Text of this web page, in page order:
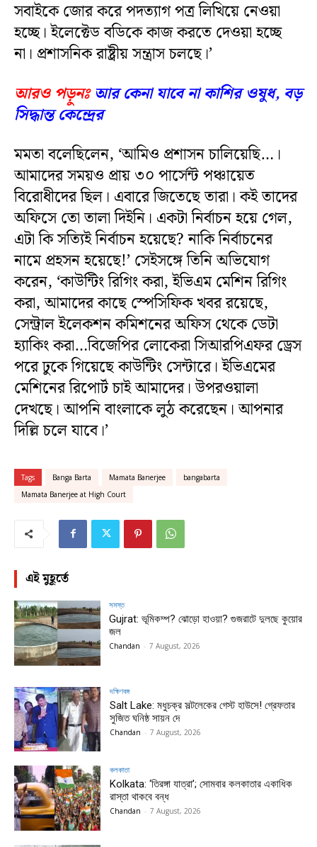
সবাইকে জোর করে পদত্যাগ পত্র লিখিয়ে নেওয়া
হচ্ছে। ইলেক্টেড বডিকে কাজ করতে দেওয়া হচ্ছে
না। প্রশাসনিক রাষ্ট্রীয় সন্ত্রাস চলছে।’
আরও পড়ুনঃআর কেনা যাবে না কাশির ওষুধ, বড়
সিদ্ধান্ত কেন্দ্রের
মমতা বলেছিলেন, ‘আমিও প্রশাসন চালিয়েছি…।
আমাদের সময়ও প্রায় ৩০ পার্সেন্ট পঞ্চায়েত
বিরোধীদের ছিল। এবারে জিতেছে তারা। কই তাদের
অফিসে তো তালা দিইনি। একটা নির্বাচন হয়ে গেল,
এটা কি সত্যিই নির্বাচন হয়েছে? নাকি নির্বাচনের
নামে প্রহসন হয়েছে!’ সেইসঙ্গে তিনি অভিযোগ
করেন, ‘কাউন্টিং রিগিং করা, ইভিএম মেশিন রিগিং
করা, আমাদের কাছে স্পেসিফিক খবর রয়েছে,
সেন্ট্রাল ইলেকশন কমিশনের অফিস থেকে ডেটা
হ্যাকিং করা…বিজেপির লোকেরা সিআরপিএফর ড্রেস
পরে ঢুকে গিয়েছে কাউন্টিং সেন্টারে। ইভিএমের
মেশিনের রিপোর্ট চাই আমাদের। উপরওয়ালা
দেখছে। আপনি বাংলাকে লুঠ করেছেন। আপনার
দিল্লি চলে যাবে।’
Tags Banga Barta Mamata Banerjee
bangabarta
Mamata Banerjee at High Court
এই মুহূর্তে
সমস্ত
Gujrat: ভূমিকম্প? ঝোড়ো হাওয়া? গুজরাটে দুলছে কুয়োর
জল
Chandan - 7 August, 2026
দক্ষিণবঙ্গ
Salt Lake: মধুচক্র সল্টলেকের গেস্ট হাউসে! গ্রেফতার
সুজিত ঘনিষ্ঠ সায়ন দে
Chandan - 7 August, 2026
কলকাতা
Kolkata: ‘তিরঙ্গা যাত্রা’; সোমবার কলকাতার একাধিক
রাস্তা থাকবে বন্ধ
Chandan - 7 August, 2026